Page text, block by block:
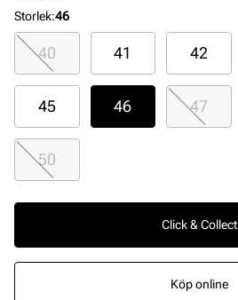
Storlek:46
40 41 42
45 46 47
50
Click & Collect
Köp online